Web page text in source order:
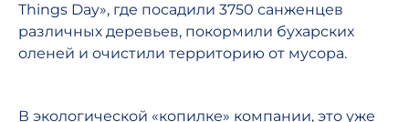
Things Day», где посадили 3750 санженцев
различных деревьев, покормили бухарских
оленей и очистили территорию от мусора.
В экологической «копилке» компании, это уже